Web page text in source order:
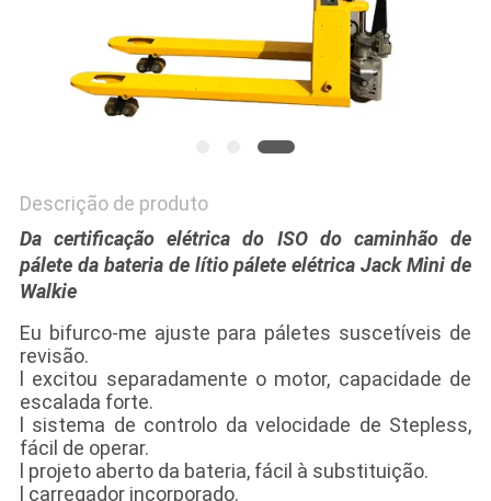
PRIVACY
POLICY
Descrição de produto
Da certificação elétrica do ISO do caminhão de
pálete da bateria de lítio pálete elétrica Jack Mini de
Walkie
Eu bifurco-me ajuste para páletes suscetíveis de
revisão.
l excitou separadamente o motor, capacidade de
escalada forte.
l sistema de controlo da velocidade de Stepless,
fácil de operar.
l projeto aberto da bateria, fácil à substituição.
l carregador incorporado.